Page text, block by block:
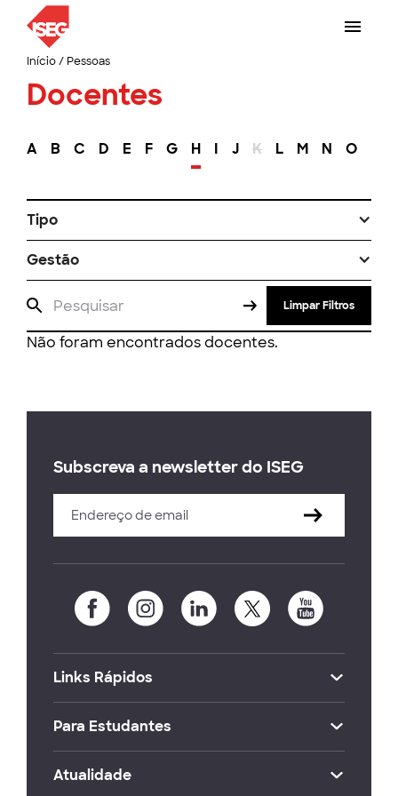
Início/ Pessoas
Docentes
A B C D E F G H I J K L M N O
Tipo
Gestão
Limpar Filtros
Não foram encontrados docentes.
Subscreva a newsletter do ISEG
Links Rápidos
Para Estudantes
Atualidade